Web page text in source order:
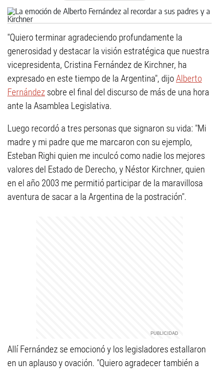
"Quiero terminar agradeciendo profundamente la
generosidad y destacar la visión estratégica que nuestra
vicepresidenta, Cristina Fernández de Kirchner, ha
expresado en este tiempo de la Argentina", dijoAlberto
Fernández sobre el final del discurso de más de una hora
ante la Asamblea Legislativa.
Luego recordó a tres personas que signaron su vida: "Mi
madre y mi padre que me marcaron con su ejemplo,
Esteban Righi quien me inculcó como nadie los mejores
valores del Estado de Derecho, y Néstor Kirchner, quien
en el año 2003 me permitió participar de la maravillosa
aventura de sacar a la Argentina de la postración".
Allí Fernández se emocionó y los legisladores estallaron
en un aplauso y ovación. "Quiero agradecer también a